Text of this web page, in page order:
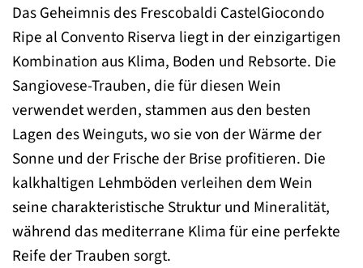
Das Geheimnis des Frescobaldi CastelGiocondo
Ripe al Convento Riserva liegt in der einzigartigen
Kombination aus Klima, Boden und Rebsorte. Die
Sangiovese-Trauben, die für diesen Wein
verwendet werden, stammen aus den besten
Lagen des Weinguts, wo sie von der Wärme der
Sonne und der Frische der Brise profitieren. Die
kalkhaltigen Lehmböden verleihen dem Wein
seine charakteristische Struktur und Mineralität,
während das mediterrane Klima für eine perfekte
Reife der Trauben sorgt.